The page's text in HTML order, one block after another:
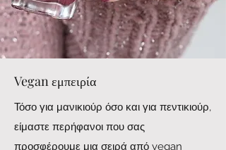
Vegan εμπειρία
Τόσο για μανικιούρ όσο και για πεντικιούρ,
είμαστε περήφανοι που σας
προσφέρουμε μια σειρά από vegan